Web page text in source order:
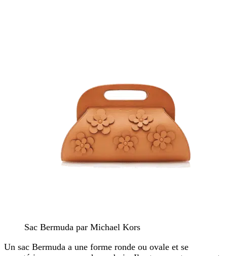
Sac Bermuda par Michael Kors
Un sac Bermuda a une forme ronde ou ovale et se